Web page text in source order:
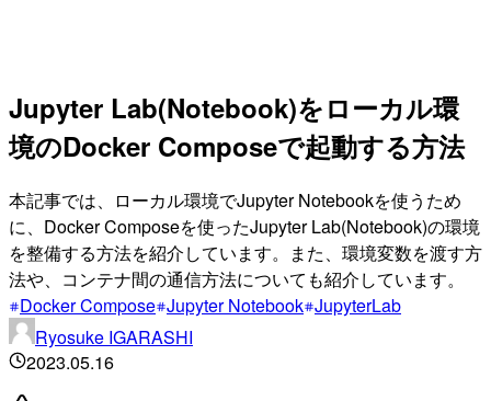
Jupyter Lab(Notebook)をローカル環
境のDocker Composeで起動する方法
本記事では、ローカル環境でJupyter Notebookを使うため
に、Docker Composeを使ったJupyter Lab(Notebook)の環境
を整備する方法を紹介しています。また、環境変数を渡す方
法や、コンテナ間の通信方法についても紹介しています。
Docker Compose Jupyter Notebook JupyterLab
Ryosuke IGARASHI
2023.05.16